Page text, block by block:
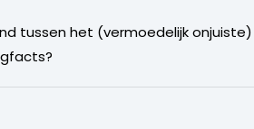
tussen het (vermoedelijk